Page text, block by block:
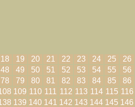
18 19 20 21 22 23 24 25 26
48 49 50 51 52 53 54 55 56
78 79 80 81 82 83 84 85 86
109 110 111 112 113 114 115 116
139 140 141 142 143 144 145 146